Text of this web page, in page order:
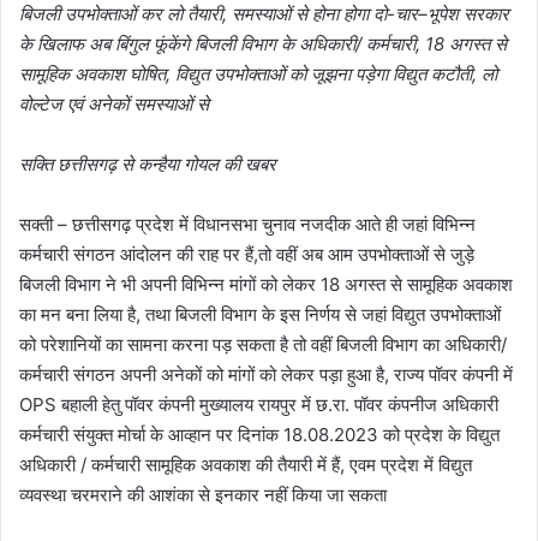
बिजली उपभोक्ताओं कर लो तैयारी, समस्याओं से होना होगा दो-चार–भूपेश सरकार
के खिलाफ अब बिंगुल फूंकेंगे बिजली विभाग के अधिकारी/ कर्मचारी, 18 अगस्त से
सामूहिक अवकाश घोषित, विद्युत उपभोक्ताओं को जूझना पड़ेगा विद्युत कटौती, लो
वोल्टेज एवं अनेकों समस्याओं से
सक्ति छत्तीसगढ़ से कन्हैया गोयल की खबर
सक्ती – छत्तीसगढ़ प्रदेश में विधानसभा चुनाव नजदीक आते ही जहां विभिन्न
कर्मचारी संगठन आंदोलन की राह पर हैं,तो वहीं अब आम उपभोक्ताओं से जुड़े
बिजली विभाग ने भी अपनी विभिन्न मांगों को लेकर 18 अगस्त से सामूहिक अवकाश
का मन बना लिया है, तथा बिजली विभाग के इस निर्णय से जहां विद्युत उपभोक्ताओं
को परेशानियों का सामना करना पड़ सकता है तो वहीं बिजली विभाग का अधिकारी/
कर्मचारी संगठन अपनी अनेकों को मांगों को लेकर पड़ा हुआ है, राज्य पॉवर कंपनी में
OPS बहाली हेतु पॉवर कंपनी मुख्यालय रायपुर में छ.रा. पॉवर कंपनीज अधिकारी
कर्मचारी संयुक्त मोर्चा के आव्हान पर दिनांक 18.08.2023 को प्रदेश के विद्युत
अधिकारी / कर्मचारी सामूहिक अवकाश की तैयारी में हैं, एवम प्रदेश में विद्युत
व्यवस्था चरमराने की आशंका से इनकार नहीं किया जा सकता